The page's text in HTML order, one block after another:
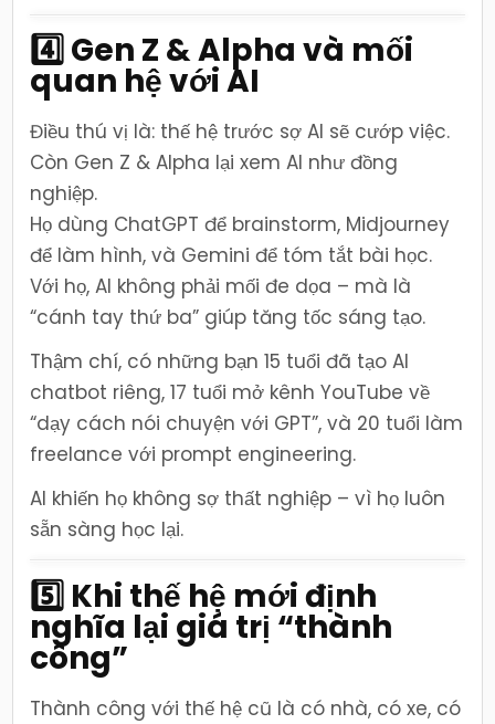
4️⃣ Gen Z & Alpha và mối
quan hệ với AI
Điều thú vị là: thế hệ trước sợ AI sẽ cướp việc.
Còn Gen Z & Alpha lại xem AI như đồng
nghiệp.
Họ dùng ChatGPT để brainstorm, Midjourney
để làm hình, và Gemini để tóm tắt bài học.
Với họ, AI không phải mối đe dọa – mà là
“cánh tay thứ ba” giúp tăng tốc sáng tạo.
Thậm chí, có những bạn 15 tuổi đã tạo AI
chatbot riêng, 17 tuổi mở kênh YouTube về
“dạy cách nói chuyện với GPT”, và 20 tuổi làm
freelance với prompt engineering.
AI khiến họ không sợ thất nghiệp – vì họ luôn
sẵn sàng học lại.
5️⃣ Khi thế hệ mới định
nghĩa lại giá trị “thành
công”
Thành công với thế hệ cũ là có nhà, có xe, có